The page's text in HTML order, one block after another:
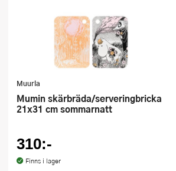
Muurla
Mumin skärbräda/serveringbricka
21x31 cm sommarnatt
310:-
Finns i lager